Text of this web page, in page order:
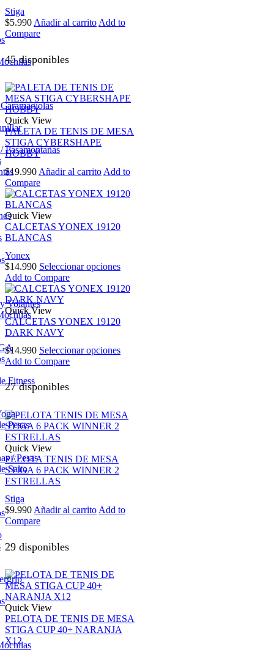
Pasamontañas
Volantes
Fitness
Pesas
/ Pesas
Salto
Stiga
$5.990 Añadir al carrito Add to
Compare
45 disponibles
Quick View
PALETA DE TENIS DE MESA
STIGA CYBERSHAPE
HOBBY
$19.990 Añadir al carrito Add to
Compare
Quick View
CALCETAS YONEX 19120
BLANCAS
Yonex
$14.990 Seleccionar opcionesEste
tiene
Las
pueden
producto
Add to Compare
Quick View
CALCETAS YONEX 19120
DARK NAVY
$14.990 Seleccionar opcionesEste
opciones
Add to Compare
27 disponibles
Quick View
PELOTA TENIS DE MESA
STIGA 6 PACK WINNER 2
ESTRELLAS
Stiga
$9.990 Añadir al carrito Add to
Compare
29 disponibles
Quick View
PELOTA DE TENIS DE MESA
STIGA CUP 40+ NARANJA
X12